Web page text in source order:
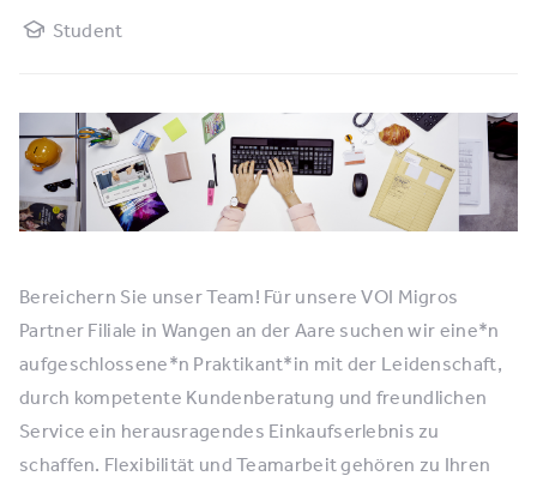
Student
Bereichern Sie unser Team! Für unsere VOI Migros
Partner Filiale in Wangen an der Aare suchen wir eine*n
aufgeschlossene*n Praktikant*in mit der Leidenschaft,
durch kompetente Kundenberatung und freundlichen
Service ein herausragendes Einkaufserlebnis zu
schaffen. Flexibilität und Teamarbeit gehören zu Ihren